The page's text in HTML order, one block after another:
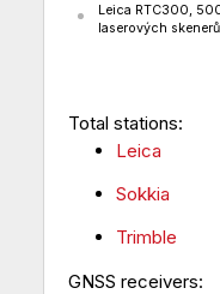
Leica RTC300,
laserových skenerů
Total stations:
Leica
Sokkia
Trimble
GNSS receivers: